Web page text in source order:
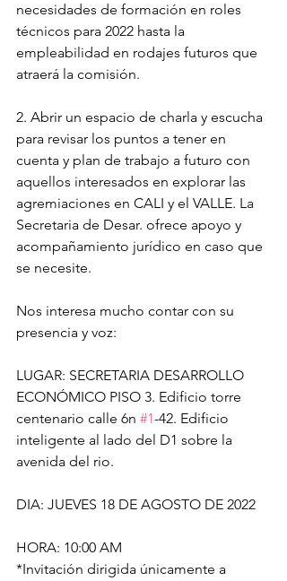
necesidades de formación en roles
técnicos para 2022 hasta la
empleabilidad en rodajes futuros que
atraerá la comisión.
2. Abrir un espacio de charla y escucha
para revisar los puntos a tener en
cuenta y plan de trabajo a futuro con
aquellos interesados en explorar las
agremiaciones en CALI y el VALLE. La
Secretaria de Desar. ofrece apoyo y
acompañamiento jurídico en caso que
se necesite.
Nos interesa mucho contar con su
presencia y voz:
LUGAR: SECRETARIA DESARROLLO
ECONÓMICO PISO 3. Edificio torre
centenario calle 6n #1-42. Edificio
inteligente al lado del D1 sobre la
avenida del rio.
DIA: JUEVES 18 DE AGOSTO DE 2022
HORA: 10:00 AM
*Invitación dirigida únicamente a